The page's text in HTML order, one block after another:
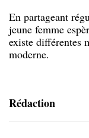
En partageant
jeune femme
existe différentes
moderne.
Rédaction